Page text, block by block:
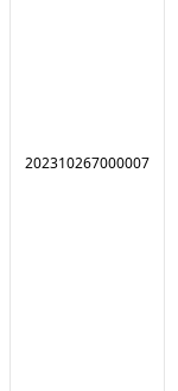
202310267000007